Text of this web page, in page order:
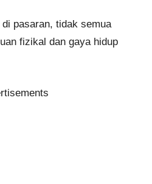
di pasaran, tidak semua
fizikal dan gaya hidup